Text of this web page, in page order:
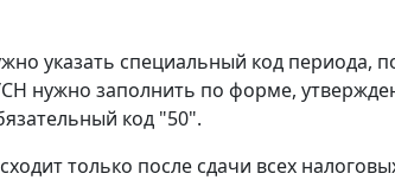
указать специальный код
нужно заполнить по форме,
код "50".
только после сдачи всех